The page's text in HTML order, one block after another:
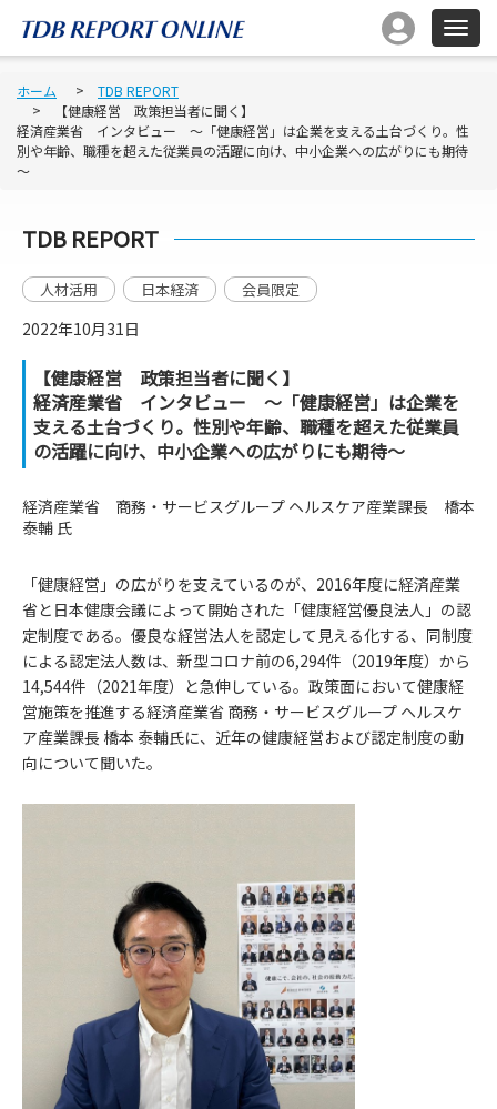
ホーム
TDB REPORT
【健康経営 政策担当者に聞く】
経済産業省 インタビュー ～「健康経営」は企業を支える土台づくり。性
別や年齢、職種を超えた従業員の活躍に向け、中小企業への広がりにも期待
～
TDB REPORT
人材活用 日本経済 会員限定
2022年10月31日
【健康経営 政策担当者に聞く】
経済産業省 インタビュー ～「健康経営」は企業を
支える土台づくり。性別や年齢、職種を超えた従業員
の活躍に向け、中小企業への広がりにも期待～
経済産業省 商務・サービスグループ ヘルスケア産業課長 橋本
泰輔 氏
「健康経営」の広がりを支えているのが、2016年度に経済産業
省と日本健康会議によって開始された「健康経営優良法人」の認
定制度である。優良な経営法人を認定して見える化する、同制度
による認定法人数は、新型コロナ前の6,294件（2019年度）から
14,544件（2021年度）と急伸している。政策面において健康経
営施策を推進する経済産業省 商務・サービスグループ ヘルスケ
ア産業課長 橋本 泰輔氏に、近年の健康経営および認定制度の動
向について聞いた。